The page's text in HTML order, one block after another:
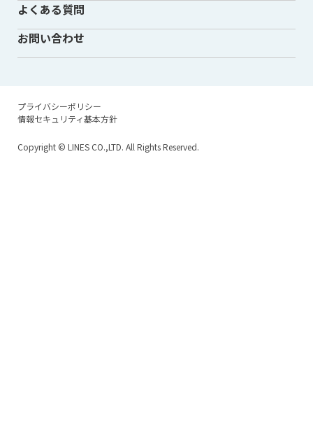
よくある質問
お問い合わせ
プライバシーポリシー
情報セキュリティ基本方針
Copyright © LINES CO.,LTD. All Rights Reserved.